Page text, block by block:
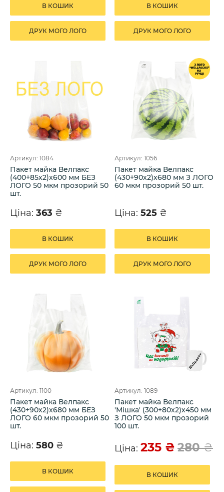
В КОШИК
ДРУК МОГО ЛОГО
В КОШИК
ДРУК МОГО ЛОГО
Артикул: 1084
Пакет майка Велпакс
(400+85х2)х600 мм БЕЗ
ЛОГО 50 мкм прозорий 50
шт.
Ціна: 363 ₴
В КОШИК
ДРУК МОГО ЛОГО
Артикул: 1056
Пакет майка Велпакс
(430+90х2)х680 мм З ЛОГО
60 мкм прозорий 50 шт.
Ціна: 525 ₴
В КОШИК
ДРУК МОГО ЛОГО
Артикул: 1100
Пакет майка Велпакс
(430+90х2)х680 мм БЕЗ
ЛОГО 60 мкм прозорий 50
шт.
Ціна: 580 ₴
В КОШИК
Артикул: 1089
Пакет майка Велпакс
'Мішка' (300+80х2)х450 мм
З ЛОГО 50 мкм прозорий
100 шт.
Ціна: 235 ₴ 280₴
В КОШИК